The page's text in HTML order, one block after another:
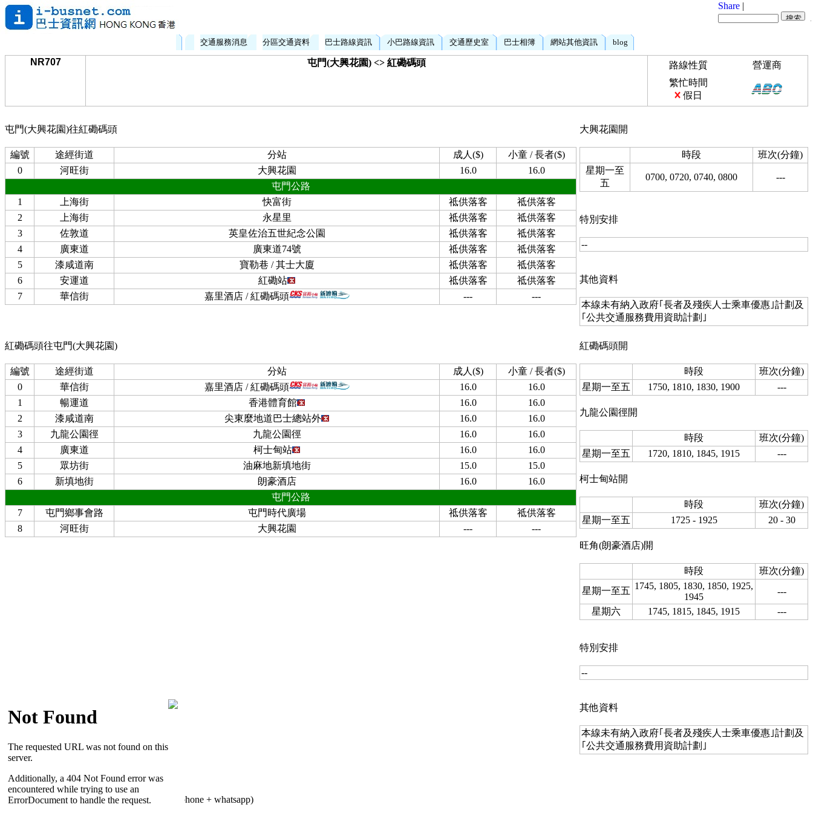
Share |
交通服務消息 分區交通資料 巴士路線資訊 小巴路線資訊 交通歷史室 巴士相簿 網站其他資訊 blog
NR707 屯門(大興花園) <> 紅磡碼頭 路線性質
營運商
繁忙時間
假日
屯門(大興花園)往紅磡碼頭
編號 途經街道 分站 成人($)
小童 / 長者($)
0
河旺街 大興花園 16.0
16.0
屯門公路
1
上海街 快富街 祗供落客
祗供落客
2
上海街 永星里 祗供落客
祗供落客
3
佐敦道 英皇佐治五世紀念公園 祗供落客
祗供落客
4
廣東道 廣東道74號 祗供落客
祗供落客
5
漆咸道南 寶勒巷 / 其士大廈 祗供落客
祗供落客
6
安運道 紅磡站 祗供落客
祗供落客
7
華信街 嘉里酒店 / 紅磡碼頭 --- ---
大興花園開
時段
班次(分鐘)
星期一至
五
0700, 0720, 0740, 0800 ---
特別安排
--
其他資料
本線未有納入政府｢長者及殘疾人士乘車優惠｣計劃及
｢公共交通服務費用資助計劃｣
紅磡碼頭往屯門(大興花園)
編號 途經街道 分站 成人($)
小童 / 長者($)
0
華信街 嘉里酒店 / 紅磡碼頭 16.0
16.0
1
暢運道 香港體育館 16.0
16.0
2
漆咸道南 尖東麼地道巴士總站外 16.0
16.0
3
九龍公園徑 九龍公園徑 16.0
16.0
4
廣東道 柯士甸站 16.0
16.0
5
眾坊街 油麻地新填地街 15.0
15.0
6
新填地街 朗豪酒店 16.0
16.0
屯門公路
7
屯門鄉事會路 屯門時代廣場 祗供落客
祗供落客
8
河旺街 大興花園 --- ---
紅磡碼頭開
時段
班次(分鐘)
星期一至五
1750, 1810, 1830, 1900 ---
九龍公園徑開
時段
班次(分鐘)
星期一至五
1720, 1810, 1845, 1915 ---
柯士甸站開
時段
班次(分鐘)
星期一至五
1725 - 1925 20 - 30
旺角(朗豪酒店)開
時段
班次(分鐘)
星期一至五 1745, 1805, 1830, 1850, 1925,
1945
---
星期六
1745, 1815, 1845, 1915 ---
特別安排
--
其他資料
本線未有納入政府｢長者及殘疾人士乘車優惠｣計劃及
｢公共交通服務費用資助計劃｣
聯絡電話
2333 6034 / 5939 4100(phone + whatsapp)